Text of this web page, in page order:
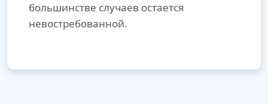
большинстве случаев остается
невостребованной.